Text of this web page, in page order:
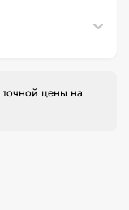
точной цены на